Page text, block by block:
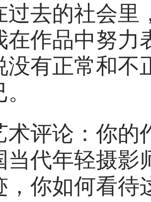
过去的社会里
在作品中努力
没有正常和不
论：你的
当代年轻摄影
，你如何看待